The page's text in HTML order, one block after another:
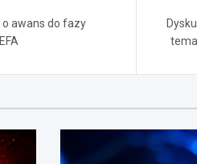
awans do fazy